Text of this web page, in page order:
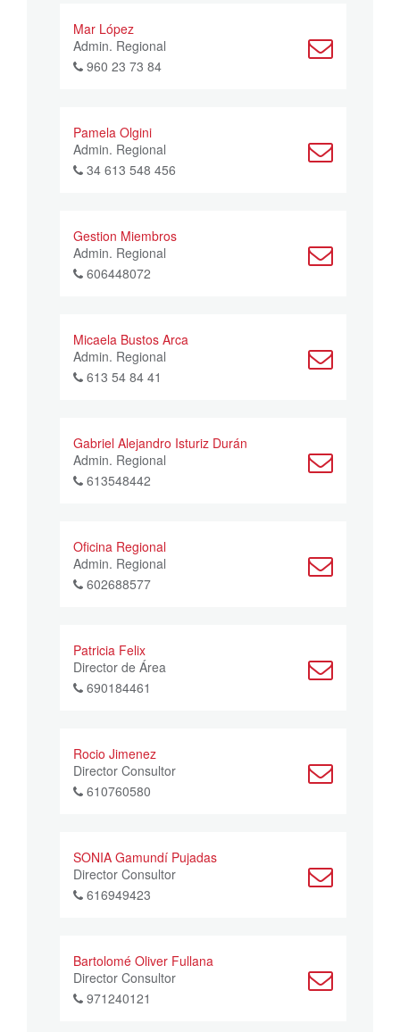
Mar López
Admin. Regional
960 23 73 84
Pamela Olgini
Admin. Regional
34 613 548 456
Gestion Miembros
Admin. Regional
606448072
Micaela Bustos Arca
Admin. Regional
613 54 84 41
Gabriel Alejandro Isturiz Durán
Admin. Regional
613548442
Oficina Regional
Admin. Regional
602688577
Patricia Felix
Director de Área
690184461
Rocio Jimenez
Director Consultor
610760580
SONIA Gamundí Pujadas
Director Consultor
616949423
Bartolomé Oliver Fullana
Director Consultor
971240121